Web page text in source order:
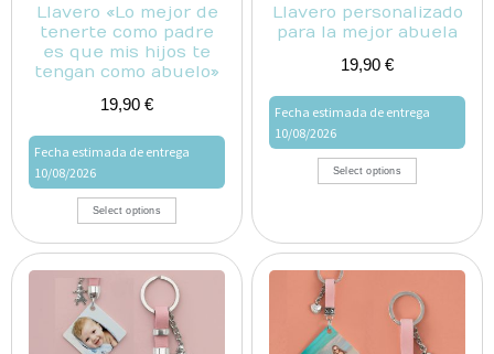
Llavero «Lo mejor de
tenerte como padre
es que mis hijos te
tengan como abuelo»
19,90 €
Fecha estimada de entrega
10/08/2026
Select options
Llavero personalizado
para la mejor abuela
19,90 €
Fecha estimada de entrega
10/08/2026
Select options